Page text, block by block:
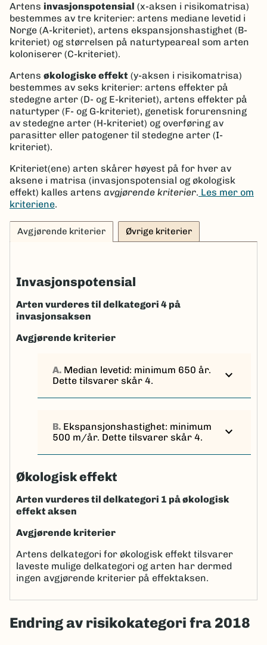
Artens invasjonspotensial (x-aksen i risikomatrisa)
bestemmes av tre kriterier: artens mediane levetid i
Norge (A-kriteriet), artens ekspansjonshastighet (B-
kriteriet) og størrelsen på naturtypeareal som arten
koloniserer (C-kriteriet).
Artens økologiske effekt (y-aksen i risikomatrisa)
bestemmes av seks kriterier: artens effekter på
stedegne arter (D- og E-kriteriet), artens effekter på
naturtyper (F- og G-kriteriet), genetisk forurensning
av stedegne arter (H-kriteriet) og overføring av
parasitter eller patogener til stedegne arter (I-
kriteriet).
Kriteriet(ene) arten skårer høyest på for hver av
aksene i matrisa (invasjonspotensial og økologisk
effekt) kalles artens avgjørende kriterier. Les mer om
kriteriene.
Avgjørende kriterier Øvrige kriterier
Invasjonspotensial
Arten vurderes til delkategori 4 på
invasjonsaksen
Avgjørende kriterier
A. Median levetid: minimum 650 år.
Dette tilsvarer skår 4.
expand_more
B. Ekspansjonshastighet: minimum
500 m/år. Dette tilsvarer skår 4.
expand_more
Økologisk effekt
Arten vurderes til delkategori 1 på økologisk
effekt aksen
Avgjørende kriterier
Artens delkategori for økologisk effekt tilsvarer
laveste mulige delkategori og arten har dermed
ingen avgjørende kriterier på effektaksen.
Endring av risikokategori fra 2018